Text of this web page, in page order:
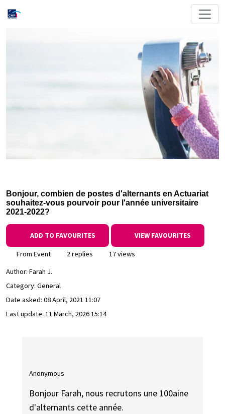
Bonjour, combien de postes d'alternants en Actuariat
souhaitez-vous pourvoir pour l'année universitaire
2021-2022?
ADD TO FAVOURITES VIEW FAVOURITES
From Event 2 replies
17 views
Author: Farah J.
Category: General
Date asked: 08 April, 2021 11:07
Last update: 11 March, 2026 15:14
Anonymous
Bonjour Farah, nous recrutons une 100aine
d'alternants cette année.